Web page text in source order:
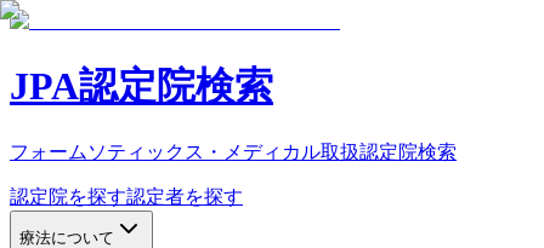
JPA認定院検索
フォームソティックス・メディカル取扱認定院検索
認定院を探す認定者を探す
療法について